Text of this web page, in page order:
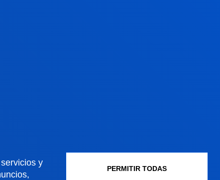
y
PERMITIR TODAS